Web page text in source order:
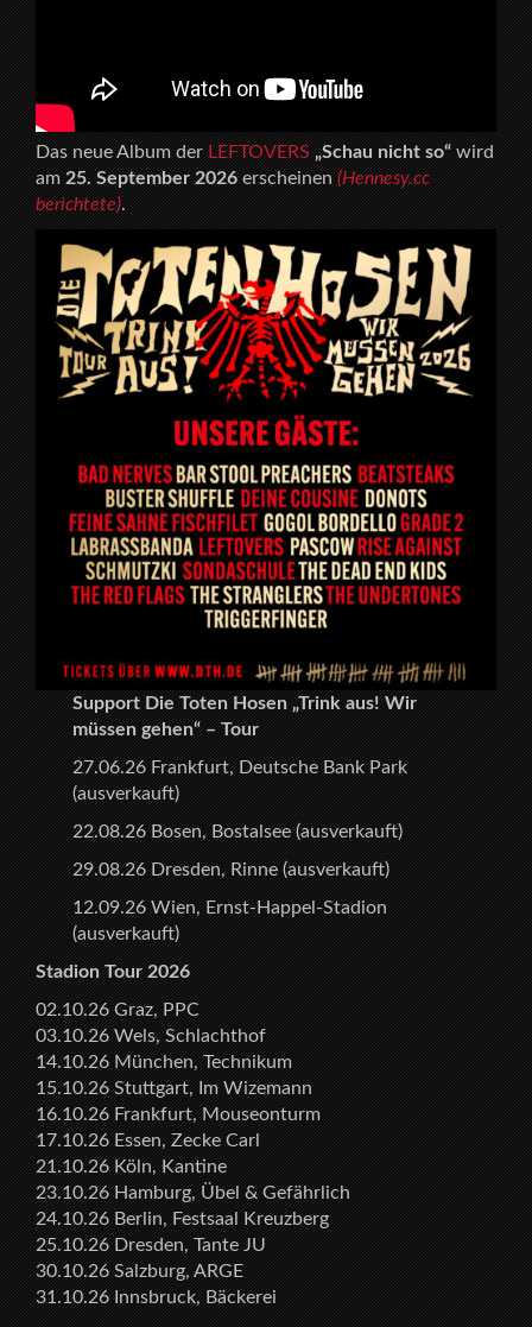
Das neue Album derLEFTOVERS „Schau nicht so“wird
am25. September 2026erscheinen(Hennesy.cc
berichtete).
Support Die Toten Hosen „Trink aus! Wir
müssen gehen“ – Tour
27.06.26 Frankfurt, Deutsche Bank Park
(ausverkauft)
22.08.26 Bosen, Bostalsee (ausverkauft)
29.08.26 Dresden, Rinne (ausverkauft)
12.09.26 Wien, Ernst-Happel-Stadion
(ausverkauft)
Stadion Tour 2026
02.10.26 Graz, PPC
03.10.26 Wels, Schlachthof
14.10.26 München, Technikum
15.10.26 Stuttgart, Im Wizemann
16.10.26 Frankfurt, Mouseonturm
17.10.26 Essen, Zecke Carl
21.10.26 Köln, Kantine
23.10.26 Hamburg, Übel & Gefährlich
24.10.26 Berlin, Festsaal Kreuzberg
25.10.26 Dresden, Tante JU
30.10.26 Salzburg, ARGE
31.10.26 Innsbruck, Bäckerei